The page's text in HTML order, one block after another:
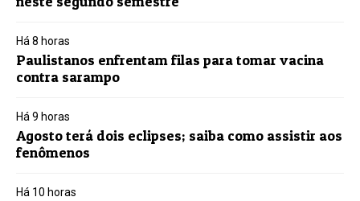
Há 8 horas
Paulistanos enfrentam filas para tomar vacina
contra sarampo
Há 9 horas
Agosto terá dois eclipses; saiba como assistir aos
fenômenos
Há 10 horas